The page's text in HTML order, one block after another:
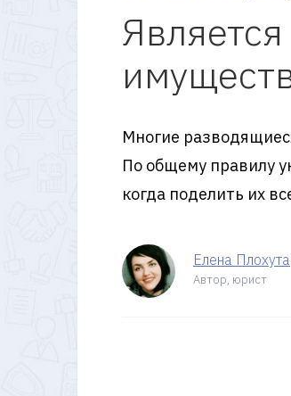
Многие
По общему правилу
когда поделить их
Елена Плохута
Автор, юрист